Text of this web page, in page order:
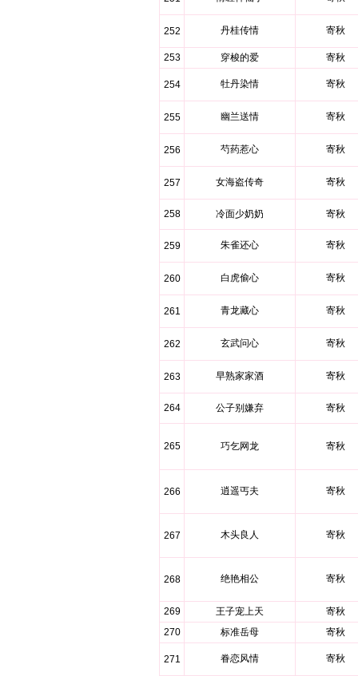
252 丹桂传情 寄秋
253 穿梭的爱 寄秋
254 牡丹染情 寄秋
255 幽兰送情 寄秋
256 芍药惹心 寄秋
257 女海盗传奇 寄秋
258 冷面少奶奶 寄秋
259 朱雀还心 寄秋
260 白虎偷心 寄秋
261 青龙藏心 寄秋
262 玄武问心 寄秋
263 早熟家家酒 寄秋
264 公子别嫌弃 寄秋
265 巧乞网龙 寄秋
266 逍遥丐夫 寄秋
267 木头良人 寄秋
268 绝艳相公 寄秋
269 王子宠上天
寄秋
270
标准岳母 寄秋
271 眷恋风情 寄秋